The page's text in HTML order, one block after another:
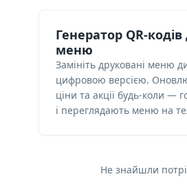
Генератор QR-
меню
Замініть друковані меню
цифровою версією.
ціни та акції будь-коли —
і переглядають меню на
Не знайшли